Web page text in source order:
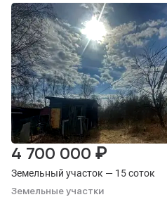
Земельный участок — 15 соток
Земельные участки
4 700 000 ₽